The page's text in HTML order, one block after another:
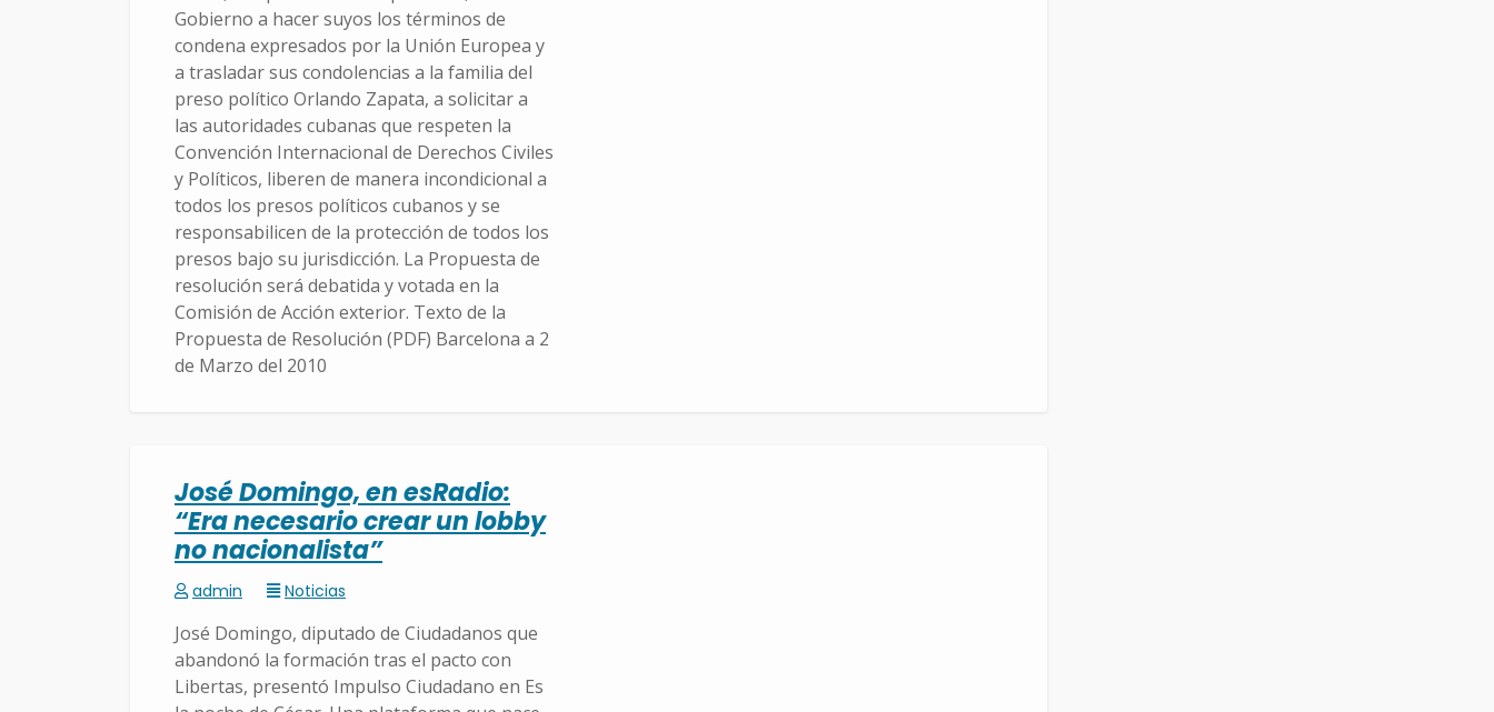
Gobierno a hacer suyos los términos de
condena expresados por la Unión Europea y
a trasladar sus condolencias a la familia del
preso político Orlando Zapata, a solicitar a
las autoridades cubanas que respeten la
Convención Internacional de Derechos Civiles
y Políticos, liberen de manera incondicional a
todos los presos políticos cubanos y se
responsabilicen de la protección de todos los
presos bajo su jurisdicción. La Propuesta de
resolución será debatida y votada en la
Comisión de Acción exterior. Texto de la
Propuesta de Resolución (PDF) Barcelona a 2
de Marzo del 2010
José Domingo, en esRadio:
“Era necesario crear un lobby
no nacionalista”
admin Noticias
José Domingo, diputado de Ciudadanos que
abandonó la formación tras el pacto con
Libertas, presentó Impulso Ciudadano en Es